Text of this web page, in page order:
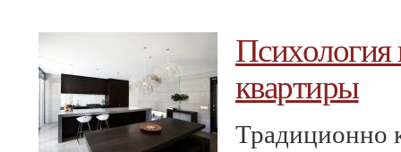
Психология
квартиры
Традиционно